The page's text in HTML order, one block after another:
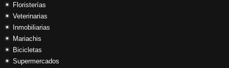
Floristerías
Veterinarias
Inmobiliarias
Mariachis
Bicicletas
Supermercados